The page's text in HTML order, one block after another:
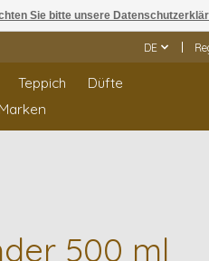
DE
Teppich
Düfte
Marken
500 ml
Sie bitte unsere